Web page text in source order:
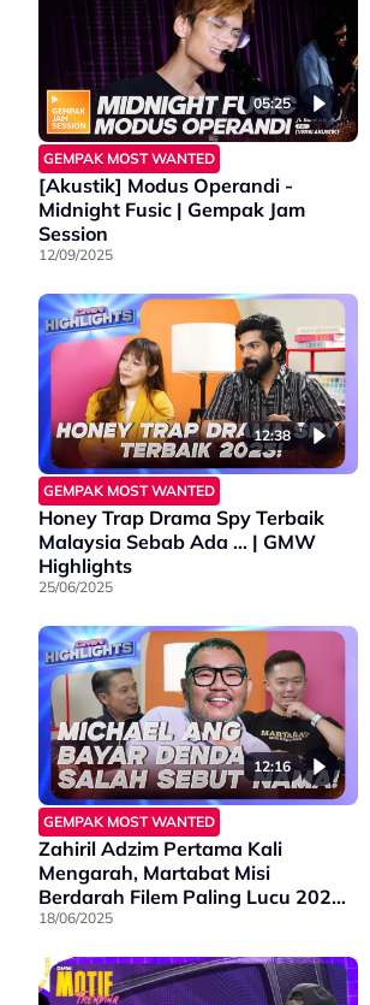
05:25
GEMPAK MOST WANTED
[Akustik] Modus Operandi -
Midnight Fusic | Gempak Jam
Session
12/09/2025
12:38
GEMPAK MOST WANTED
Honey Trap Drama Spy Terbaik
Malaysia Sebab Ada … | GMW
Highlights
25/06/2025
12:16
GEMPAK MOST WANTED
Zahiril Adzim Pertama Kali
Mengarah, Martabat Misi
Berdarah Filem Paling Lucu 2025?
| GMW Highlights
18/06/2025